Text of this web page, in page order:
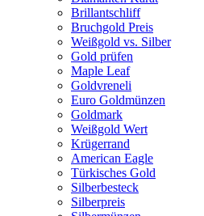
Brillantschliff
Bruchgold Preis
Weißgold vs. Silber
Gold prüfen
Maple Leaf
Goldvreneli
Euro Goldmünzen
Goldmark
Weißgold Wert
Krügerrand
American Eagle
Türkisches Gold
Silberbesteck
Silberpreis